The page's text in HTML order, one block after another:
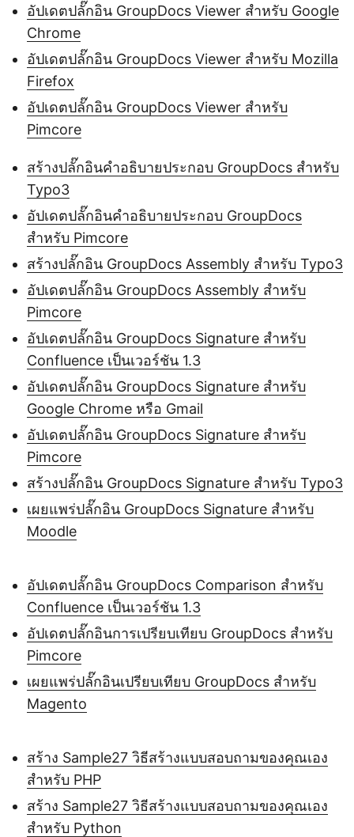
อัปเดตปลั๊กอิน GroupDocs Viewer สำหรับ Google
Chrome
อัปเดตปลั๊กอิน GroupDocs Viewer สำหรับ Mozilla
Firefox
อัปเดตปลั๊กอิน GroupDocs Viewer สำหรับ
Pimcore
สร้างปลั๊กอินคำอธิบายประกอบ GroupDocs สำหรับ
Typo3
อัปเดตปลั๊กอินคำอธิบายประกอบ GroupDocs
สำหรับ Pimcore
สร้างปลั๊กอิน GroupDocs Assembly สำหรับ Typo3
อัปเดตปลั๊กอิน GroupDocs Assembly สำหรับ
Pimcore
อัปเดตปลั๊กอิน GroupDocs Signature สำหรับ
Confluence เป็นเวอร์ชัน 1.3
อัปเดตปลั๊กอิน GroupDocs Signature สำหรับ
Google Chrome หรือ Gmail
อัปเดตปลั๊กอิน GroupDocs Signature สำหรับ
Pimcore
สร้างปลั๊กอิน GroupDocs Signature สำหรับ Typo3
เผยแพร่ปลั๊กอิน GroupDocs Signature สำหรับ
Moodle
อัปเดตปลั๊กอิน GroupDocs Comparison สำหรับ
Confluence เป็นเวอร์ชัน 1.3
อัปเดตปลั๊กอินการเปรียบเทียบ GroupDocs สำหรับ
Pimcore
เผยแพร่ปลั๊กอินเปรียบเทียบ GroupDocs สำหรับ
Magento
สร้าง Sample27 วิธีสร้างแบบสอบถามของคุณเอง
สำหรับ PHP
สร้าง Sample27 วิธีสร้างแบบสอบถามของคุณเอง
สำหรับ Python